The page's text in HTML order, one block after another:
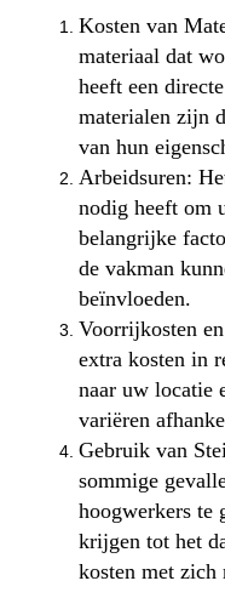
Kosten van
materiaal dat
heeft een
materialen zijn
van hun
Arbeidsuren:
nodig heeft om
belangrijke
de vakman
beïnvloeden.
Voorrijkosten
extra kosten in
naar uw locatie
variëren
Gebruik van
sommige
hoogwerkers te
krijgen tot het
kosten met zich